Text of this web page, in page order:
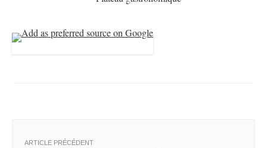
ARTICLE PRÉCÉDENT